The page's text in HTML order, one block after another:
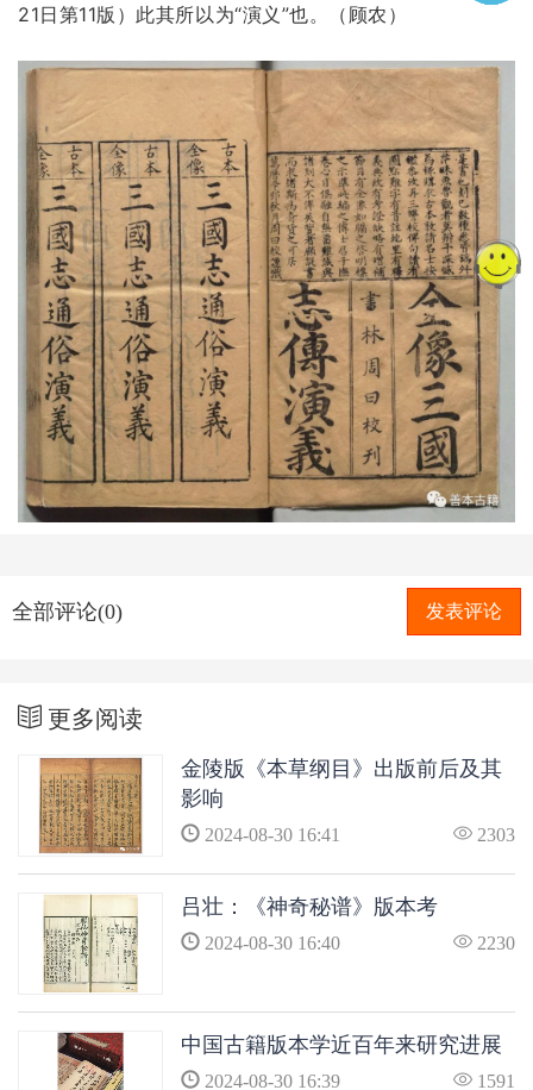
21日第11版）此其所以为“演义”也。（顾农）
全部评论(0) 发表评论
更多阅读
金陵版《本草纲目》出版前后及其
影响
2024-08-30 16:41 2303
吕壮：《神奇秘谱》版本考
2024-08-30 16:40 2230
中国古籍版本学近百年来研究进展
2024-08-30 16:39 1591